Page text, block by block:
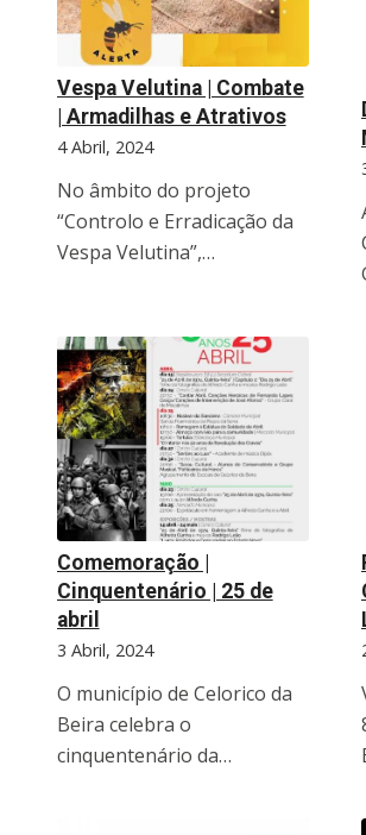
Vespa Velutina | Combate
| Armadilhas e Atrativos
4 Abril, 2024
No âmbito do projeto
“Controlo e Erradicação da
Vespa Velutina”,…
Comemoração |
Cinquentenário | 25 de
abril
3 Abril, 2024
O município de Celorico da
Beira celebra o
cinquentenário da…